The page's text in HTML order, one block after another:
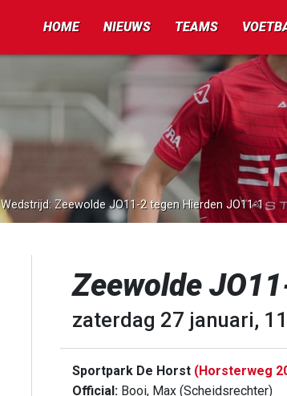
HOME NIEUWS TEAMS
Wedstrijd: Zeewolde JO11-2 tegen Hierden JO11-1
Zeewolde
zaterdag 27 januari,
Sportpark De Horst (Horsterweg
Official: Booi, Max (Scheidsrechter)